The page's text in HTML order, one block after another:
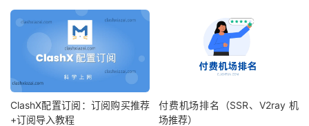
ClashX配置订阅：订阅购买推荐
+订阅导入教程
付费机场排名（SSR、V2ray 机
场推荐）